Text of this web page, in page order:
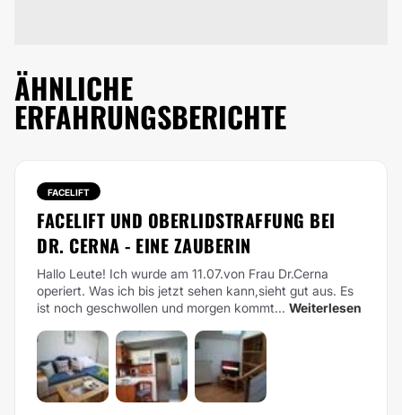
ÄHNLICHE
ERFAHRUNGSBERICHTE
FACELIFT
FACELIFT UND OBERLIDSTRAFFUNG BEI
DR. CERNA - EINE ZAUBERIN
Hallo Leute! Ich wurde am 11.07.von Frau Dr.Cerna
operiert. Was ich bis jetzt sehen kann,sieht gut aus. Es
ist noch geschwollen und morgen kommt... Weiterlesen